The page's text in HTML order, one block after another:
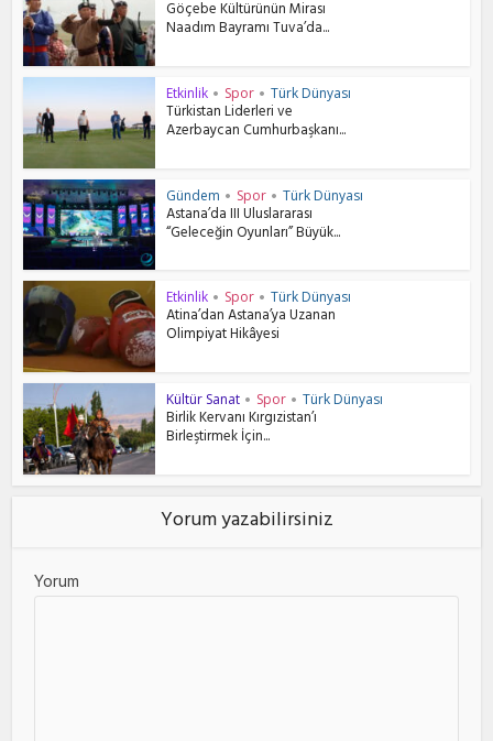
Göçebe Kültürünün Mirası
Naadım Bayramı Tuva’da...
Etkinlik • Spor • Türk Dünyası
Türkistan Liderleri ve
Azerbaycan Cumhurbaşkanı...
Gündem • Spor • Türk Dünyası
Astana’da III Uluslararası
“Geleceğin Oyunları” Büyük...
Etkinlik • Spor • Türk Dünyası
Atina’dan Astana’ya Uzanan
Olimpiyat Hikâyesi
Kültür Sanat • Spor • Türk Dünyası
Birlik Kervanı Kırgızistan’ı
Birleştirmek İçin...
Yorum yazabilirsiniz
Yorum